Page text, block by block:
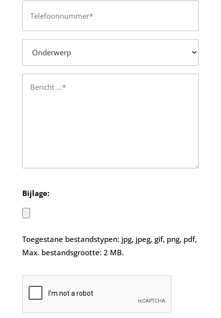
Bijlage:
Toegestane bestandstypen: jpg, jpeg, gif, png, pdf,
Max. bestandsgrootte: 2 MB.